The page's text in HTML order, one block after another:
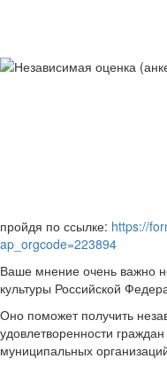
пройдя по ссылке: https://
ap_orgcode=223894
Ваше мнение очень важно
культуры Российской
Оно поможет получить
удовлетворенности
муниципальных